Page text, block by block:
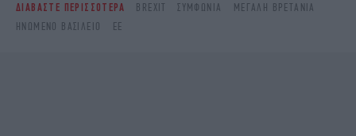
ΔΙΑΒΑΣΤΕ ΠΕΡΙΣΣΟΤΕΡΑ BREXIT ΣΥΜΦΩΝΊΑ
ΜΕΓΆΛΗ ΒΡΕΤΑΝΊΑ
ΗΝΩΜΈΝΟ ΒΑΣΊΛΕΙΟ
ΕΕ